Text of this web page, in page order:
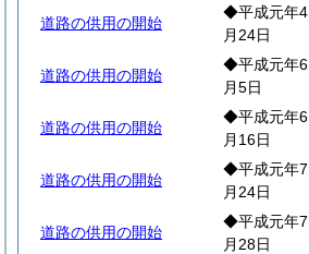
道路の供用の開始
◆平成元年4
月24日
道路の供用の開始
◆平成元年6
月5日
道路の供用の開始
◆平成元年6
月16日
道路の供用の開始
◆平成元年7
月24日
道路の供用の開始
◆平成元年7
月28日